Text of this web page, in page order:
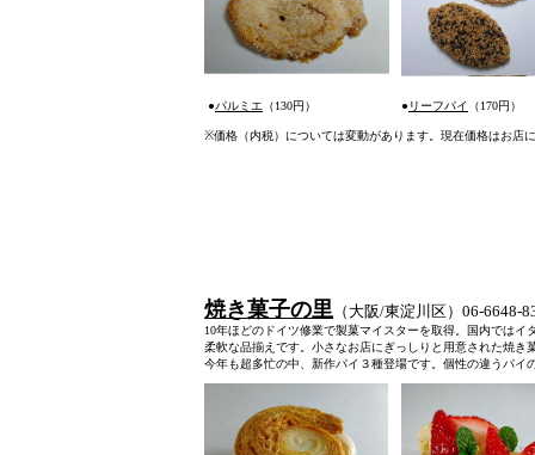
●パルミエ （130円） ● リーフパイ （170円）
※価格（内税）については変動があります。現在価格はお店
焼き菓子の里 （大阪/東淀川区）
10年ほどのドイツ修業で製菓マイスターを取得。国内では
柔軟な品揃えです。小さなお店にぎっしりと用意された焼
今年も超多忙の中、新作パイ３種登場です。個性の違うパ